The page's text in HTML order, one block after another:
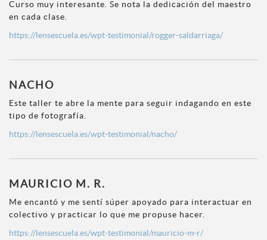
Curso muy interesante. Se nota la dedicación del maestro
en cada clase.
https://lensescuela.es/wpt-testimonial/rogger-saldarriaga/
NACHO
Este taller te abre la mente para seguir indagando en este
tipo de fotografía.
https://lensescuela.es/wpt-testimonial/nacho/
MAURICIO M. R.
Me encantó y me sentí súper apoyado para interactuar en
colectivo y practicar lo que me propuse hacer.
https://lensescuela.es/wpt-testimonial/mauricio-m-r/